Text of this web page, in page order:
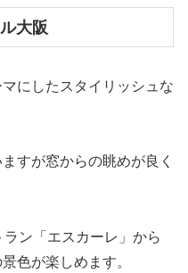
大阪
にしたスタイリッシュな
すが窓からの眺めが良く
ン「エスカーレ」から
色が楽しめます。